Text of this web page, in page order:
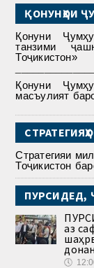
ҚОНУНҲОИ
Қонуни
танзими
Тоҷикистон»
Қонуни
масъулият
Стратегияи
Тоҷикистон
ПУРСИДЕД,
аз
🕔